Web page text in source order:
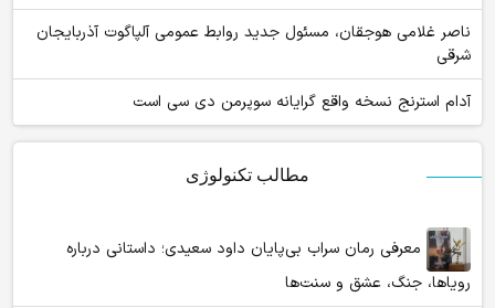
مطالب تکنولوژی
معرفی رمان سراب بی‌پایان داود سعیدی؛ داستانی درباره
رویاها، جنگ، عشق و سنت‌ها
ناصر غلامی هوجقان، مسئول جدید روابط عمومی آلپاگوت آذربایجان
شرقی
آدام استرنج نسخه واقع گرایانه سوپرمن دی سی است